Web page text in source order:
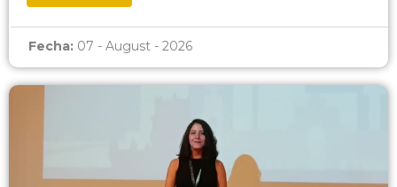
Fecha: 07 - August - 2026